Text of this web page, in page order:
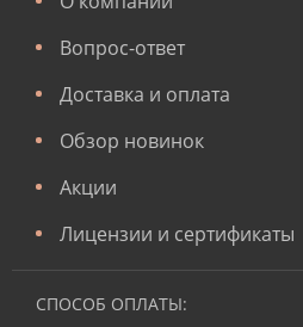
Вопрос-ответ
Доставка и оплата
Обзор новинок
Акции
Лицензии и сертификаты
СПОСОБ ОПЛАТЫ: